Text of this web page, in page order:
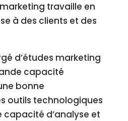
travaille en
à des clients et des
d’études marketing
capacité
bonne
outils technologiques
capacité d’analyse et